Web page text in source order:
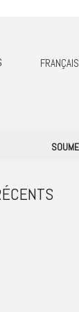
FRANÇAIS